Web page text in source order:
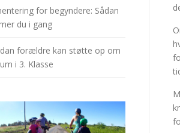
for begyndere: Sådan
du i gang
forældre kan støtte op om
i 3. Klasse